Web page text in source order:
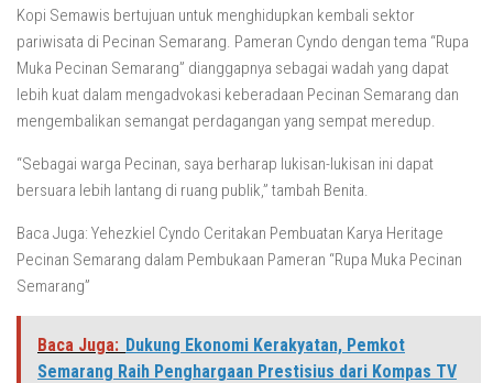
Kopi Semawis bertujuan untuk menghidupkan kembali sektor
pariwisata di Pecinan Semarang. Pameran Cyndo dengan tema “Rupa
Muka Pecinan Semarang” dianggapnya sebagai wadah yang dapat
lebih kuat dalam mengadvokasi keberadaan Pecinan Semarang dan
mengembalikan semangat perdagangan yang sempat meredup.
“Sebagai warga Pecinan, saya berharap lukisan-lukisan ini dapat
bersuara lebih lantang di ruang publik,” tambah Benita.
Baca Juga: Yehezkiel Cyndo Ceritakan Pembuatan Karya Heritage
Pecinan Semarang dalam Pembukaan Pameran “Rupa Muka Pecinan
Semarang”
Baca Juga: Dukung Ekonomi Kerakyatan, Pemkot
Semarang Raih Penghargaan Prestisius dari Kompas TV